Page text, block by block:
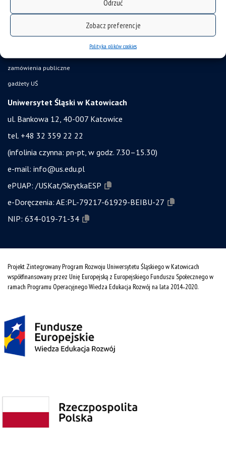
Odrzuć
Zobacz preferencje
Polityka plików cookies
obronność i bezpieczeństwo
zamówienia publiczne
gadżety UŚ
Uniwersytet Śląski w Katowicach
ul. Bankowa 12, 40-007 Katowice
tel. +48 32 359 22 22
(infolinia czynna: pn-pt, w godz. 7.30–15.30)
e-mail: info@us.edu.pl
ePUAP: /USKat/SkrytkaESP
e-Doręczenia: AE:PL-79217-61929-BEIBU-27
NIP: 634-019-71-34
Projekt Zintegrowany Program Rozwoju Uniwersytetu Śląskiego w Katowicach
współfinansowany przez Unię Europejską z Europejskiego Funduszu Społecznego w
ramach Programu Operacyjnego Wiedza Edukacja Rozwój na lata 2014˗2020.